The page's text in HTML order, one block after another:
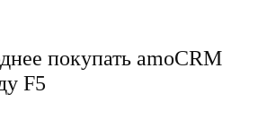
покупать amoCRM
F5